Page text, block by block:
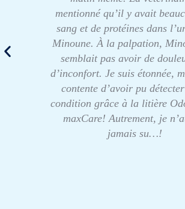
mentionné qu’il y avait
sang et de protéines dans
Minoune. À la palpation,
semblait pas avoir de
d’inconfort. Je suis étonnée,
contente d’avoir pu
condition grâce à la litière
maxCare! Autrement, je
jamais su…!